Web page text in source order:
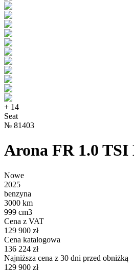
+ 14
Seat
№ 81403
Arona FR 1.0 TSI
Nowe
2025
benzyna
3000 km
999 cm3
Cena z VAT
129 900 zł
Cena katalogowa
136 224 zł
Najniższa cena z 30 dni przed obniżką
129 900 zł